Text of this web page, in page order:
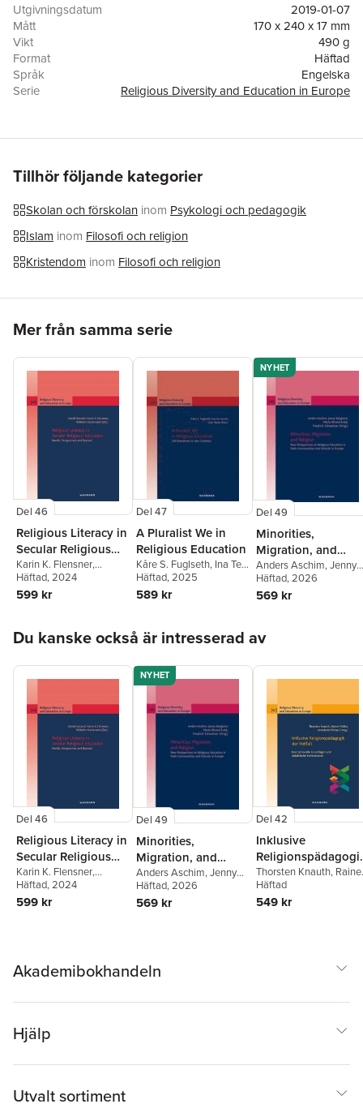
Utgivningsdatum
2019-01-07
Mått
170 x 240 x 17 mm
Vikt
490 g
Format
Häftad
Språk
Engelska
Serie
Religious Diversity and Education in Europe
ISBN
9783830939832
Tillhör följande kategorier
Skolan och förskolan inom Psykologi och pedagogik
Islam inom Filosofi och religion
Kristendom inom Filosofi och religion
Mer från samma serie
Del 46
Religious Literacy in
Secular Religious
Education
Karin K. Flensner,
Wilhelm Kardemark
Daniel Enstedt
Häftad, 2024
599 kr
Del 47
A Pluralist We in
Religious Education
Kåre S. Fuglseth, Ina Ter
Avest,Geir Skeie
Häftad, 2025
589 kr
NYHET
Del 49
Minorities,
Migration, and
Religion
Anders Aschim,Jenny
Berglund,Marta Bivand
Erdal ,Friedrich
Schweitzer
Häftad, 2026
569 kr
Du kanske också är intresserad av
Del 46
Religious Literacy in
Secular Religious
Education
Karin K. Flensner,
Wilhelm Kardemark
Daniel Enstedt
Häftad, 2024
599 kr
NYHET
Del 49
Minorities,
Migration, and
Religion
Anders Aschim,Jenny
Berglund,Marta Bivand
Erdal ,Friedrich
Schweitzer
Häftad, 2026
569 kr
Del 42
Inklusive
der Vielfalt
Thorsten Knauth,
Möller,
Häftad
549 kr
Akademibokhandeln
Hjälp
Utvalt sortiment